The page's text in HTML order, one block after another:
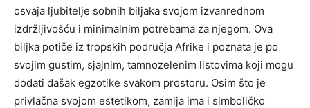
osvaja ljubitelje sobnih biljaka svojom izvanrednom
izdržljivošću i minimalnim potrebama za njegom. Ova
biljka potiče iz tropskih područja Afrike i poznata je po
svojim gustim, sjajnim, tamnozelenim listovima koji mogu
dodati dašak egzotike svakom prostoru. Osim što je
privlačna svojom estetikom, zamija ima i simboličko